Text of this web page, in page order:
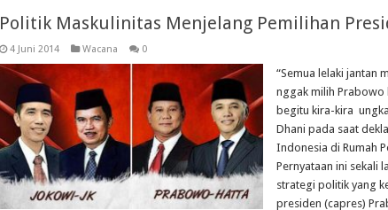
Politik Maskulinitas Menjelang Pemilihan
4 Juni 2014 Wacana 0
“Semua lelaki jantan
nggak milih Prabowo
begitu kira-kira
Dhani pada saat
Indonesia di Rumah
Pernyataan ini sekali
strategi politik yang
presiden (capres)